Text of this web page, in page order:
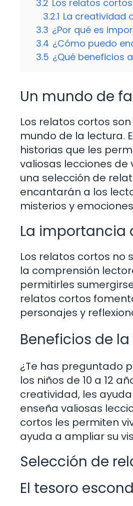
3.2 Los relatos
3.2.1 La creatividad
3.3 ¿Por qué es
3.4 ¿Cómo puedo
3.5 ¿Qué beneficios
Un mundo de
Los relatos cortos
mundo de la lectura.
historias que les
valiosas lecciones
una selección de
encantarán a los
misterios y
La importancia
Los relatos cortos no
la comprensión
permitirles
relatos cortos
personajes y
Beneficios de
¿Te has preguntado
los niños de 10 a 12
creatividad, les
enseña valiosas
cortos les permiten
ayuda a ampliar su
Selección de
El tesoro